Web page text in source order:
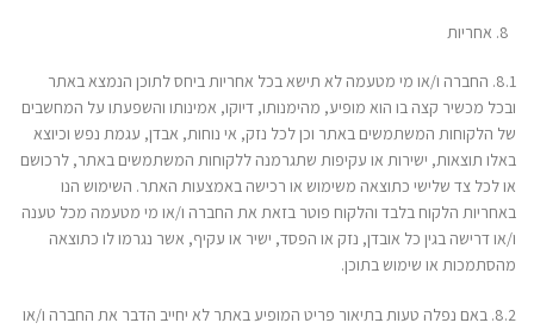
אחריות
8.1. החברה ו/או מי מטעמה לא תישא בכל אחריות ביחס לתוכן הנמצא באתר
ובכל מכשיר קצה בו הוא מופיע, מהימנותו, דיוקו, אמינותו והשפעתו על המחשבים
של הלקוחות המשתמשים באתר וכן לכל נזק, אי נוחות, אבדן, עגמת נפש וכיוצא
באלו תוצאות, ישירות או עקיפות שתגרמנה ללקוחות המשתמשים באתר, לרכושם
או לכל צד שלישי כתוצאה משימוש או רכישה באמצעות האתר. השימוש הנו
באחריות הלקוח בלבד והלקוח פוטר בזאת את החברה ו/או מי מטעמה מכל טענה
ו/או דרישה בגין כל אובדן, נזק או הפסד, ישיר או עקיף, אשר נגרמו לו כתוצאה
מהסתמכות או שימוש בתוכן.
8.2. באם נפלה טעות בתיאור פריט המופיע באתר לא יחייב הדבר את החברה ו/או